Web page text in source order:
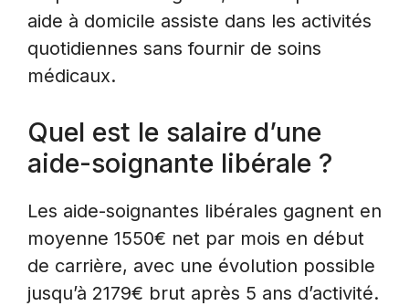
aide à domicile assiste dans les activités
quotidiennes sans fournir de soins
médicaux.
Quel est le salaire d’une
aide-soignante libérale ?
Les aide-soignantes libérales gagnent en
moyenne 1550€ net par mois en début
de carrière, avec une évolution possible
jusqu’à 2179€ brut après 5 ans d’activité.